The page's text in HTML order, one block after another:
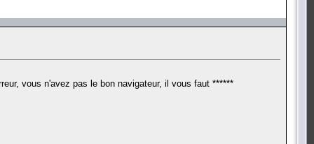
vous n'avez pas le bon navigateur, il vous faut ******